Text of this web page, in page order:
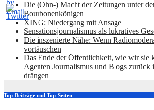
Die (Ohn-) Macht der Zeitungen unter
Bourbonenkönigen
XING: Niedergang mit Ansage
Sensationsjournalismus als lukratives
Die inszenierte Nähe: Wenn
vortäuschen
Das Ende der Öffentlichkeit, wie wir sie
Agenten Journalismus und Blogs zurück
drängen
Top-Beiträge und Top-Seiten